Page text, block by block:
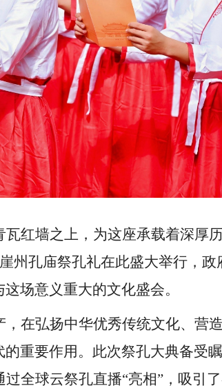
红墙之上，为这座承载着深厚
州孔庙祭孔礼在此盛大举行，
场意义重大的文化盛会。
在弘扬中华优秀传统文化、营
重要作用。此次祭孔大典备受
全球云祭孔直播“亮相”，吸引了